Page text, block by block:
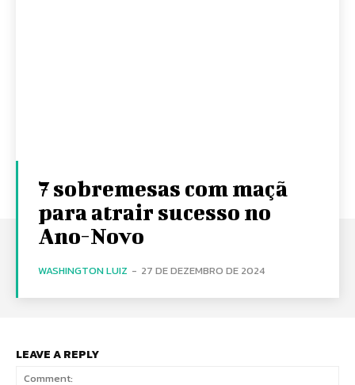
7 sobremesas com maçã
para atrair sucesso no
Ano-Novo
WASHINGTON LUIZ - 27 DE DEZEMBRO DE 2024
LEAVE A REPLY